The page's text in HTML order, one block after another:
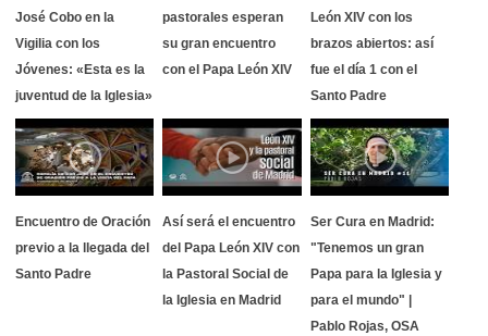
José Cobo en la
Vigilia con los
Jóvenes: «Esta es la
juventud de la Iglesia»
pastorales esperan
su gran encuentro
con el Papa León XIV
León XIV con los
brazos abiertos: así
fue el día 1 con el
Santo Padre
Encuentro de Oración
previo a la llegada del
Santo Padre
Así será el encuentro
del Papa León XIV con
la Pastoral Social de
la Iglesia en Madrid
Ser Cura en Madrid:
"Tenemos un gran
Papa para la Iglesia y
para el mundo" |
Pablo Rojas, OSA